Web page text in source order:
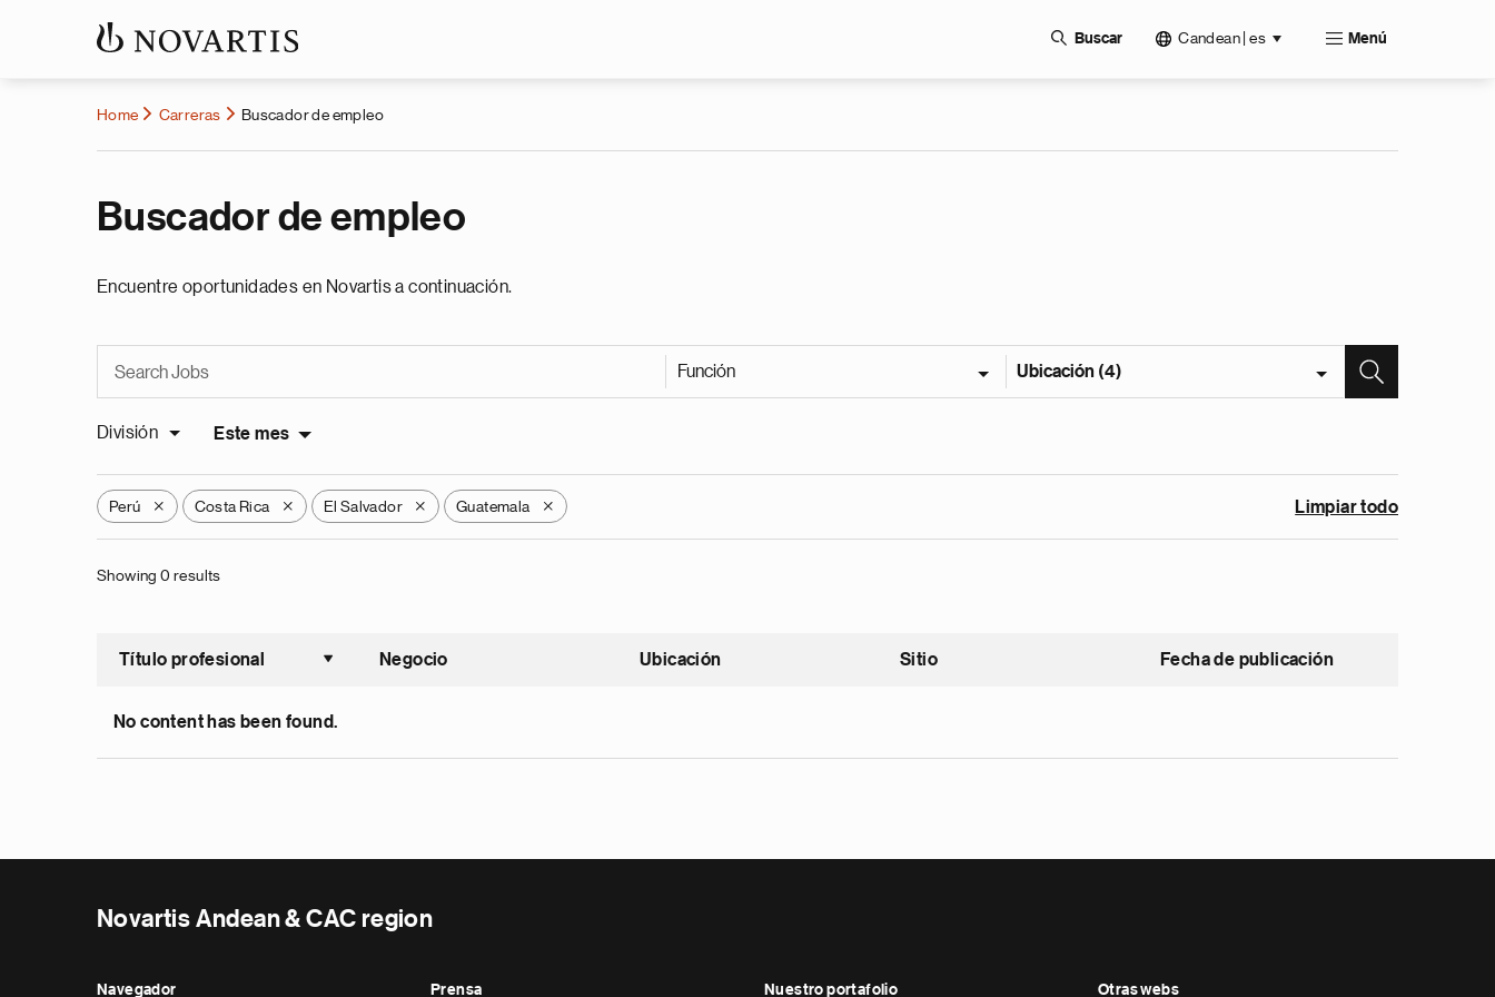
Buscar Candean | es Menú
Home Carreras Buscador de empleo
Buscador de empleo
Encuentre oportunidades en Novartis a continuación.
Función Ubicación (4)
División Este mes
Perú X Costa Rica X El Salvador X Guatemala X Limpiar todo
Showing 0 results
Título profesional
Ordenar ascendente
Negocio Ubicación Sitio Fecha de publicación
No content has been found.
Novartis Andean & CAC region
Navegador Prensa Nuestro portafolio Otras webs